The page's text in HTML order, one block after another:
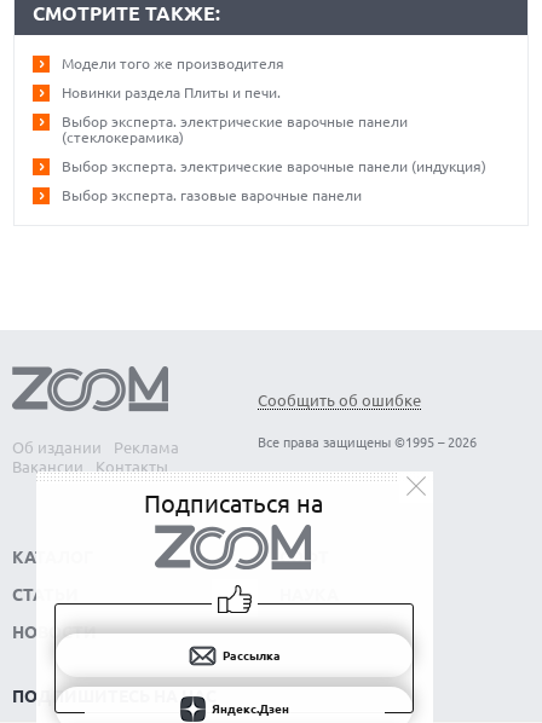
СМОТРИТЕ ТАКЖЕ:
Модели того же производителя
Новинки раздела Плиты и печи.
Выбор эксперта. электрические варочные панели
(стеклокерамика)
Выбор эксперта. электрические варочные панели (индукция)
Выбор эксперта. газовые варочные панели
Об издании
Реклама
Вакансии
Контакты
Сообщить об ошибке
Все права защищены ©1995 – 2026
КАТАЛОГ
СТАТЬИ
НОВОСТИ
СОФТ
ПОДПИШИТЕСЬ НА НАС
Подписаться на
Рассылка
Яндекс.Дзен